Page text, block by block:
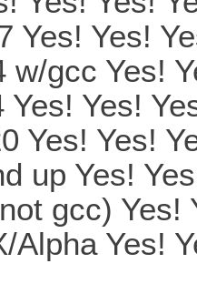
Yes! Yes!
w/gcc Yes!
Yes! Yes!
Yes! Yes!
up Yes!
gcc) Yes!
Alpha Yes!